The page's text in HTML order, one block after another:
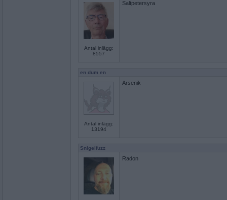
Antal inlägg:
8557
Saltpetersyra
en dum en
Antal inlägg:
13194
Arsenik
Snigelfuzz
Radon